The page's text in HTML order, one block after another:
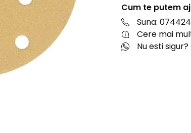
Cum te putem
Suna:
Cere mai
Nu esti